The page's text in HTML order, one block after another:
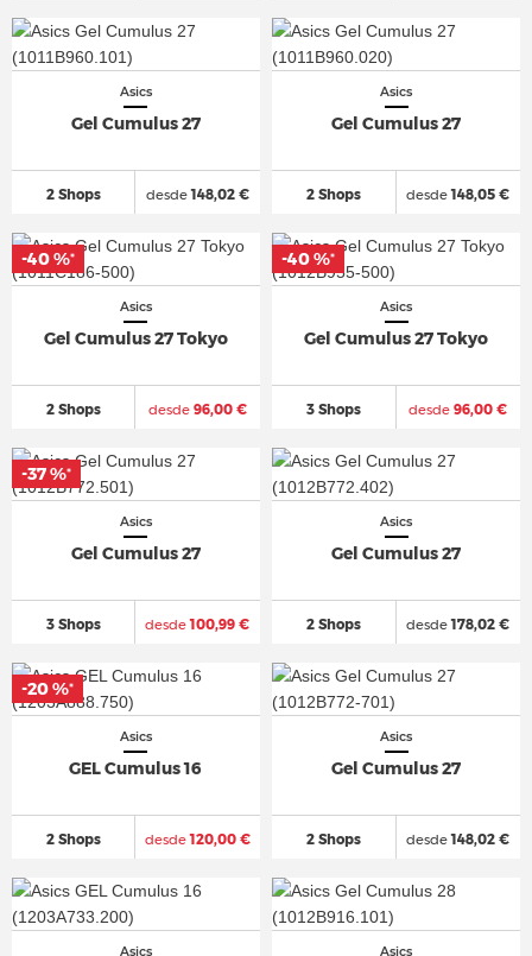
Asics
Gel Cumulus 27
2 Shops desde148,02 €
Asics
Gel Cumulus 27
2 Shops desde148,05 €
Asics
Gel Cumulus 27 Tokyo
2 Shops desde96,00 €
-40 %*
Asics
Gel Cumulus 27 Tokyo
3 Shops desde 96,00 €
-40 %*
Asics
Gel Cumulus 27
3 Shops desde100,99 €
-37 %*
Asics
Gel Cumulus 27
2 Shops desde178,02 €
Asics
GEL Cumulus 16
2 Shops desde120,00 €
-20 %*
Asics
Gel Cumulus 27
2 Shops desde148,02 €
Asics Asics